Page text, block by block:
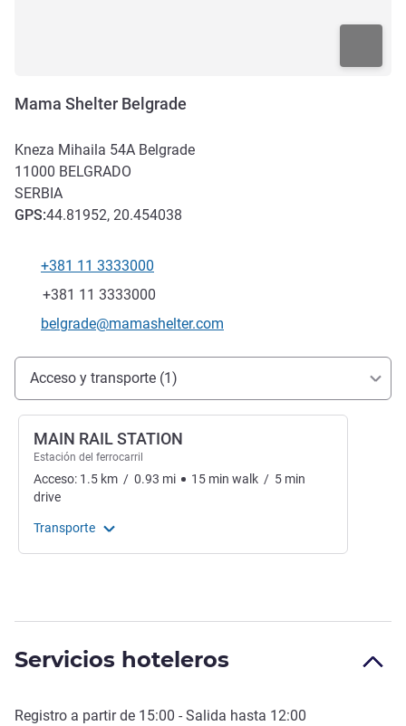
Mama Shelter Belgrade
Kneza Mihaila 54A Belgrade
11000 BELGRADO
SERBIA
GPS:44.81952, 20.454038
Teléfono
+381 11 3333000
Fax
+381 11 3333000
Correo electrónico de contacto
belgrade@mamashelter.com
Acceso y transporte
Acceso y transporte (1)
MAIN RAIL STATION
Estación del ferrocarril
Acceso: 1.5 km / 0.93 mi 15 min walk / 5 min
drive
Transporte
Servicios hoteleros
Registro a partir de 15:00 - Salida hasta 12:00